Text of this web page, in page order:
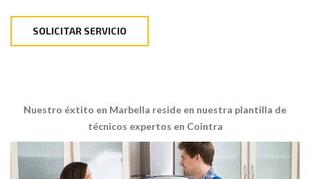
SOLICITAR SERVICIO
Nuestro éxtito en Marbella reside en nuestra plantilla de
técnicos expertos en Cointra